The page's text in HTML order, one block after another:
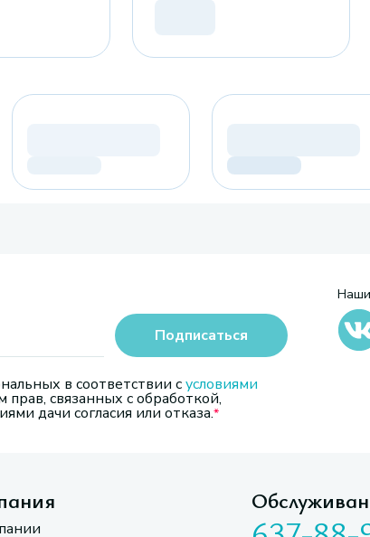
в соответствии сусловиями
связанных с обработкой,
дачи согласия или отказа.
Подписаться